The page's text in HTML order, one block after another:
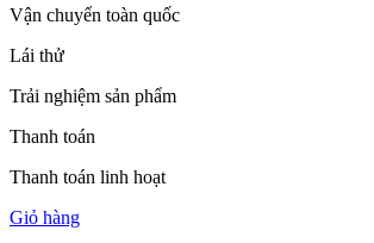
Vận chuyển toàn quốc
Lái thử
Trải nghiệm sản phẩm
Thanh toán
Thanh toán linh hoạt
Giỏ hàng